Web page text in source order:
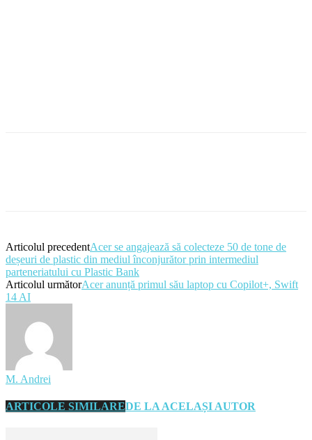
Articolul precedentAcer se angajează să colecteze 50 de tone de
deșeuri de plastic din mediul înconjurător prin intermediul
parteneriatului cu Plastic Bank
Articolul următorAcer anunță primul său laptop cu Copilot+, Swift
14 AI
M. Andrei
ARTICOLE SIMILAREDE LA ACELAȘI AUTOR